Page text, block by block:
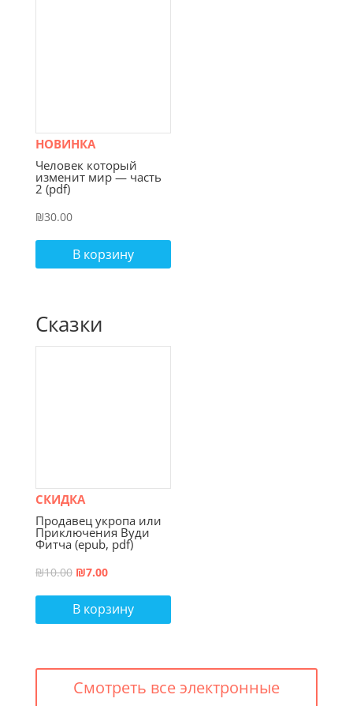
НОВИНКА
Человек который
изменит мир — часть
2 (pdf)
₪30.00
В корзину
Сказки
СКИДКА
Продавец укропа или
Приключения Вуди
Фитча (epub, pdf)
₪10.00 Первоначальная
составляла
₪7.00Текущая
₪7.00.
В корзину
Смотреть все электронные